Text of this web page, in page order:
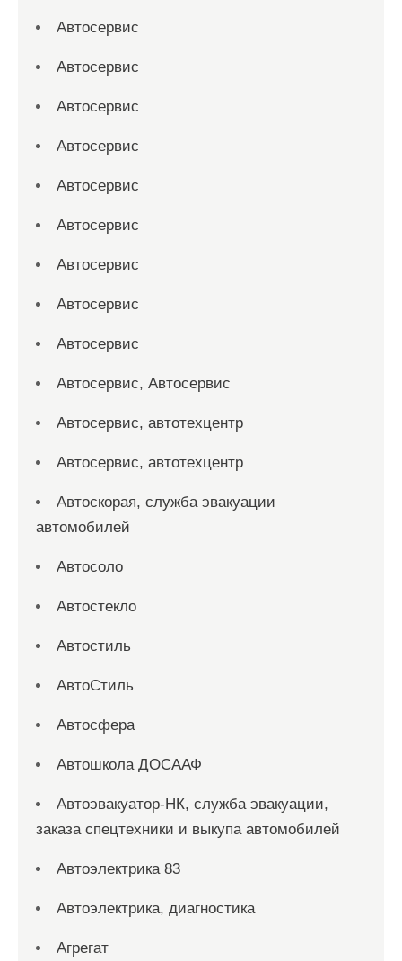
Автосервис
Автосервис
Автосервис
Автосервис
Автосервис
Автосервис
Автосервис
Автосервис
Автосервис
Автосервис, Автосервис
Автосервис, автотехцентр
Автосервис, автотехцентр
Автоскорая, служба эвакуации
автомобилей
Автосоло
Автостекло
Автостиль
АвтоСтиль
Автосфера
Автошкола ДОСААФ
Автоэвакуатор-НК, служба эвакуации,
заказа спецтехники и выкупа автомобилей
Автоэлектрика 83
Автоэлектрика, диагностика
Агрегат